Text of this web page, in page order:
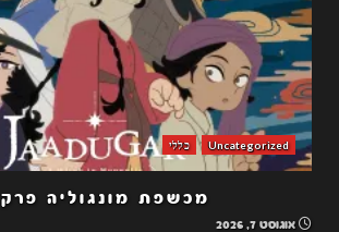
Uncategorized כללי
מכשפת מונגוליה פרק 6
אוגוסט 7, 2026